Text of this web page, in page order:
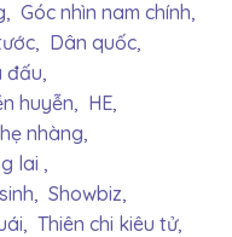
Góc nhìn nam chính,
Dân quốc,
đấu,
huyễn, HE,
nhàng,
lai ,
Showbiz,
Thiên chi kiêu tử,